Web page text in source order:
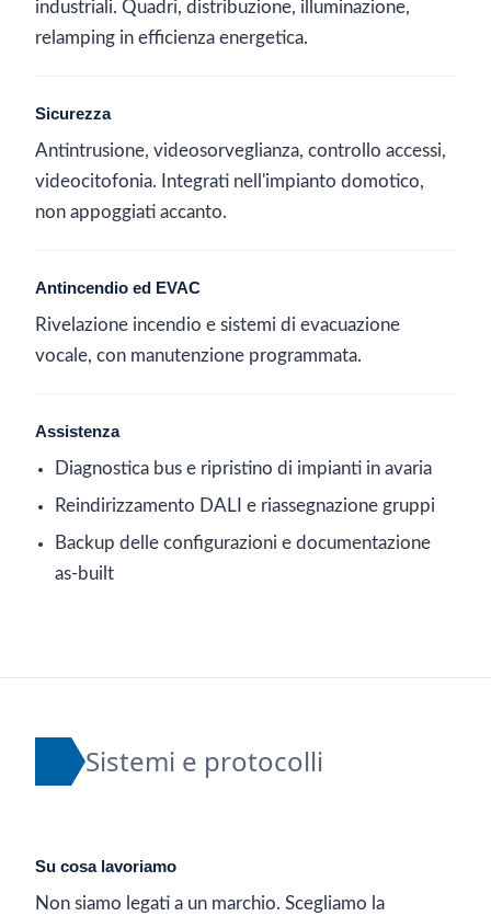
industriali. Quadri, distribuzione, illuminazione,
relamping in efficienza energetica.
Sicurezza
Antintrusione, videosorveglianza, controllo accessi,
videocitofonia. Integrati nell'impianto domotico,
non appoggiati accanto.
Antincendio ed EVAC
Rivelazione incendio e sistemi di evacuazione
vocale, con manutenzione programmata.
Assistenza
Diagnostica bus e ripristino di impianti in avaria
Reindirizzamento DALI e riassegnazione gruppi
Backup delle configurazioni e documentazione
as-built
Sistemi e protocolli
Su cosa lavoriamo
Non siamo legati a un marchio. Scegliamo la